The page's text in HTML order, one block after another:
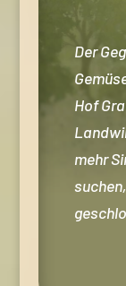
Der
Hof
mehr